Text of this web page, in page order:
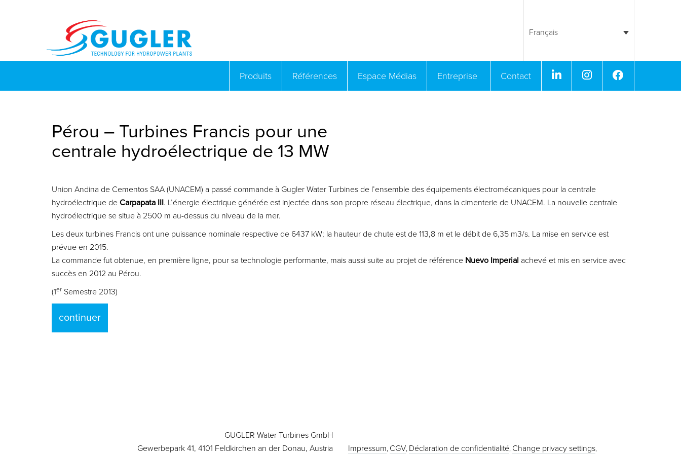
Français
Produits Références Espace Médias Entreprise Contact LinkedinInstagram
Pérou – Turbines Francis pour une
centrale hydroélectrique de 13 MW
Union Andina de Cementos SAA (UNACEM) a passé commande à Gugler Water Turbines de l’ensemble des équipements électromécaniques pour la centrale
hydroélectrique de Carpapata III. L’énergie électrique générée est injectée dans son propre réseau électrique, dans la cimenterie de UNACEM. La nouvelle centrale
hydroélectrique se situe à 2500 m au-dessus du niveau de la mer.
Les deux turbines Francis ont une puissance nominale respective de 6437 kW; la hauteur de chute est de 113,8 m et le débit de 6,35 m3/s. La mise en service est
prévue en 2015.
La commande fut obtenue, en première ligne, pour sa technologie performante, mais aussi suite au projet de référence Nuevo Imperial achevé et mis en service avec
succès en 2012 au Pérou.
(1er Semestre 2013)
continuer
GUGLER Water Turbines GmbH
Gewerbepark 41, 4101 Feldkirchen an der Donau, Austria
Impressum CGV Déclaration de confidentialité Change privacy settings